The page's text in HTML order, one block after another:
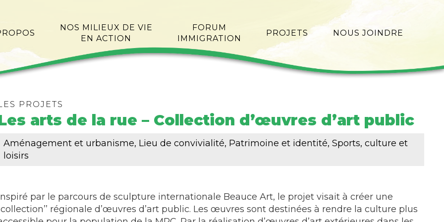
NOS MILIEUX DE VIE
EN ACTION
FORUM
IMMIGRATION
PROJETS NOUS JOINDRE
PROJETS
arts de la rue – Collection d’œuvres d’art public
Aménagement et urbanisme, Lieu de convivialité, Patrimoine et identité, Sports, culture et
loisirs
par le parcours de sculpture internationale Beauce Art, le projet visait à créer une
régionale d’œuvres d’art public. Les œuvres sont destinées à rendre la culture plus